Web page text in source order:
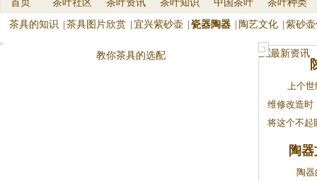
首页 茶叶社区 茶叶资讯 茶叶知识 中国茶叶 茶叶种类
茶具的知识 茶具图片欣赏 宜兴紫砂壶 瓷器陶器 陶艺文化 紫砂
教你茶具的选配
上个世
维修改造时
将这个不起
陶
陶器